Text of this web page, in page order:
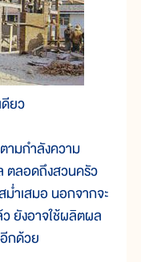
ยว
มกำลังความ
ตลอดถึงสวนครัว
ม่ำเสมอ นอกจากจะ
ยังอาจใช้ผลิตผล
กด้วย